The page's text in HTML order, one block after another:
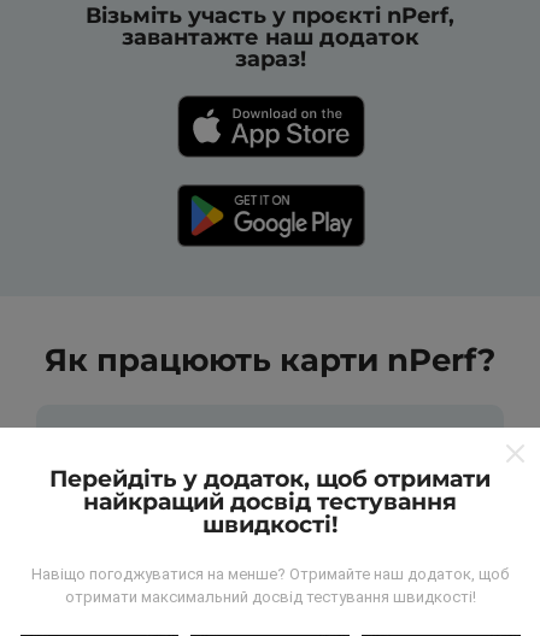
Візьміть участь у проєкті nPerf,
завантажте наш додаток
зараз!
Як працюють карти nPerf?
Звідки беруться дані?
Дані збираються з тестів, проведених
користувачами програми nPerf. Це випробування,
Перейдіть у додаток, щоб отримати
найкращий досвід тестування
швидкості!
Навіщо погоджуватися на менше? Отримайте наш додаток, щоб
отримати максимальний досвід тестування швидкості!